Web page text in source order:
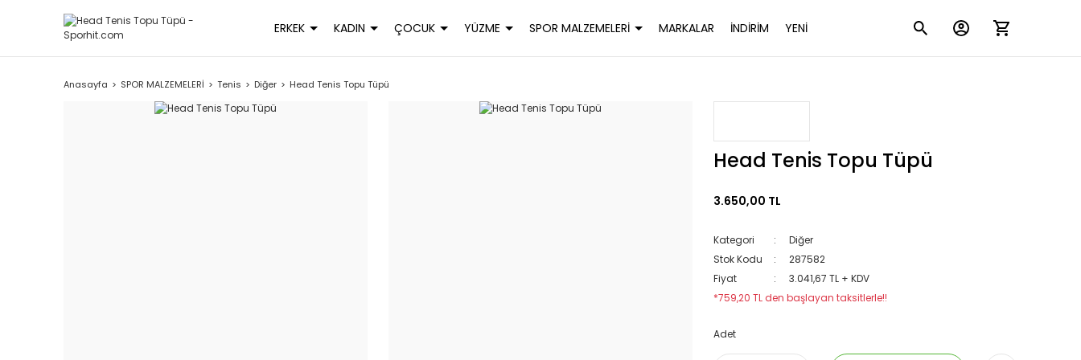
ERKEK KADIN ÇOCUK YÜZME SPOR MALZEMELERİ MARKALAR İNDİRİM YENİ
Anasayfa SPOR MALZEMELERİ Tenis Diğer Head Tenis Topu Tüpü
Head Tenis Topu Tüpü
3.650,00 TL
Kategori
Diğer
Stok Kodu
287582
Fiyat
3.041,67 TL + KDV
*759,20 TL den başlayan taksitlerle!!
Adet